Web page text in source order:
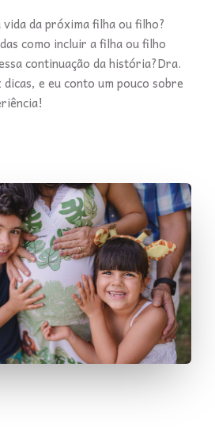
vida da próxima filha ou filho?
como incluir a filha ou filho
continuação da história?Dra.
e eu conto um pouco sobre